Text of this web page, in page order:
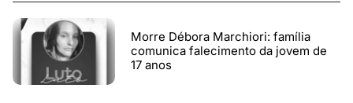
Morre Débora Marchiori: família
comunica falecimento da jovem de
17 anos